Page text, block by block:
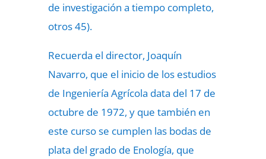
de investigación a tiempo completo,
otros 45).
Recuerda el director, Joaquín
Navarro, que el inicio de los estudios
de Ingeniería Agrícola data del 17 de
octubre de 1972, y que también en
este curso se cumplen las bodas de
plata del grado de Enología, que